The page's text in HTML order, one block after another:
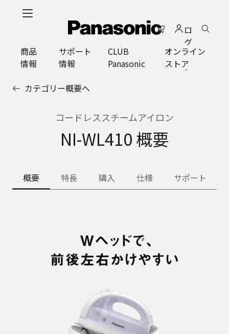
ロ
グ
イ
ン
商品
情報
サポート
情報
CLUB
Panasonic
オンライン
ストア
カテゴリー概要へ
コードレススチームアイロン
NI-WL410 概要
概要 特長 購入 仕様 サポート